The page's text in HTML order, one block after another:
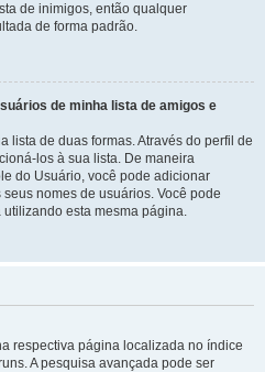
de inimigos, então qualquer
de forma padrão.
de minha lista de amigos e
lista de duas formas. Através do perfil de
los à sua lista. De maneira
do Usuário, você pode adicionar
nomes de usuários. Você pode
esta mesma página.
respectiva página localizada no índice
A pesquisa avançada pode ser